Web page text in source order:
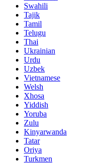
Swahili
Tajik
Tamil
Telugu
Thai
Ukrainian
Urdu
Uzbek
Vietnamese
Welsh
Xhosa
Yiddish
Yoruba
Zulu
Kinyarwanda
Tatar
Oriya
Turkmen